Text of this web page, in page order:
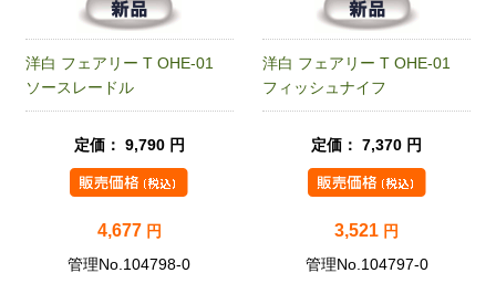
洋白 フェアリー T OHE-01
ソースレードル
定価： 9,790 円
4,677 円
管理No.104798-0
洋白 フェアリー T OHE-01
フィッシュナイフ
定価： 7,370 円
3,521 円
管理No.104797-0